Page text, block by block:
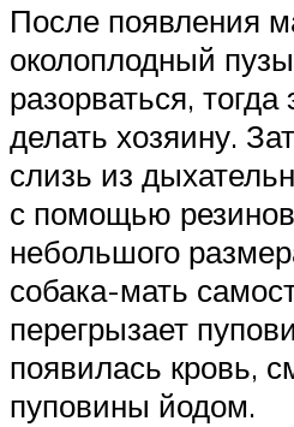
После появления
околоплодный
разорваться, тогда
делать хозяину.
слизь из
с помощью
небольшого
собака-мать
перегрызает
появилась кровь,
пуповины йодом.